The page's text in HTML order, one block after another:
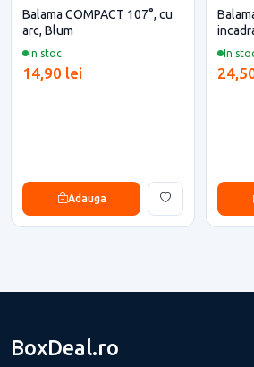
In stoc
Balama COMPACT 107°, cu
arc, Blum
14,90 lei
Adauga
In
BoxDeal.ro